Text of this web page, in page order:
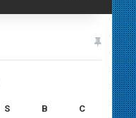
S B C